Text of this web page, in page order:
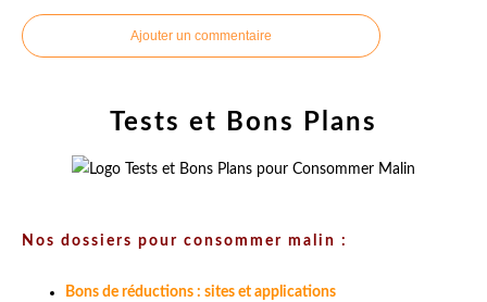
Ajouter un commentaire
Tests et Bons Plans
Nos dossiers pour consommer malin :
Bons de réductions : sites et applications